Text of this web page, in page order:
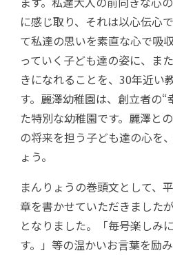
に感じ取り、それは以心伝心
て私達の思いを素直な心で吸
っていく子ども達の姿に、ま
きになれることを、30年近い
す。麗澤幼稚園は、創立者の
た特別な幼稚園です。麗澤と
の将来を担う子ども達の心を
ょう。
まんりょうの巻頭文として、
章を書かせていただきました
となりました。「毎号楽しみ
す。」等の温かいお言葉を励